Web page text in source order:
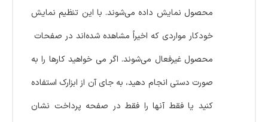
محصول نمایش داده می‌شوند. با این تنظیم نمایش
خودکار مواردی که اخیراً مشاهده شده‌اند در صفحات
محصول غیرفعال می‌شوند. اگر می خواهید کارها را به
صورت دستی انجام دهید، به جای آن از ابزارک استفاده
کنید یا فقط آنها را فقط در صفحه پرداخت نشان